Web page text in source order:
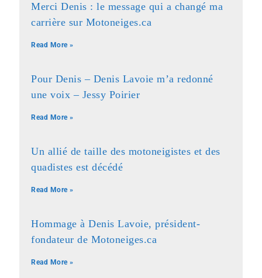
Merci Denis : le message qui a changé ma
carrière sur Motoneiges.ca
Read More »
Pour Denis – Denis Lavoie m’a redonné
une voix – Jessy Poirier
Read More »
Un allié de taille des motoneigistes et des
quadistes est décédé
Read More »
Hommage à Denis Lavoie, président-
fondateur de Motoneiges.ca
Read More »